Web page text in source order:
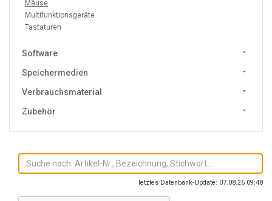
Mäuse
Multifunktionsgeräte
Tastaturen
Software
Speichermedien
Verbrauchsmaterial
Zubehör
letztes Datenbank-Update: 07.08.26 09:48